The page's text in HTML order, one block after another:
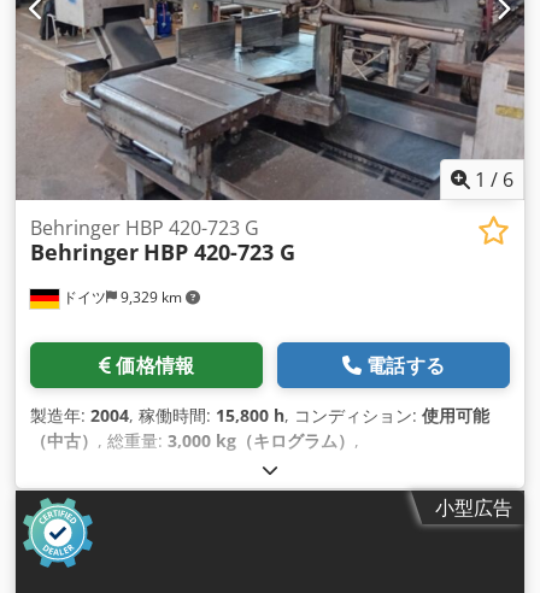
1 / 6
ドイツ 9,329 km
Behringer HBP 420-723 G
Behringer HBP 420-723 G
価格情報 電話する
製造年: 2004, 稼働時間: 15,800 h, コンディション: 使用可能
（中古） , 総重量: 3,000 kg（キログラム） ,
小型広告